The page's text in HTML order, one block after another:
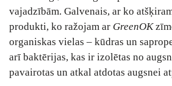
vajadzībām. Galvenais, ar ko
produkti, ko ražojam ar GreenOK
organiskas vielas – kūdras un
arī baktērijas, kas ir izolētas no
pavairotas un atkal atdotas augsnei